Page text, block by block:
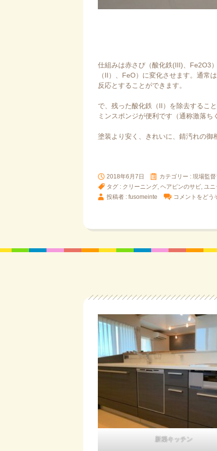
仕組みは赤さび（酸化鉄(III) 、Fe2O3
（II）、FeO）に変化させます。通常
反応とすることができます。
で、残った酸化鉄（II）を除去するこ
ミンスポンジが便利です（通称激落ち
塗装より安く、きれいに、錆汚れの御
2018年6月7日 カテゴリー : 現場監
タグ : クリーニング ヘアピンのサビ ユ
投稿者 : fusomeinte
コメントをどう
新築キッチン